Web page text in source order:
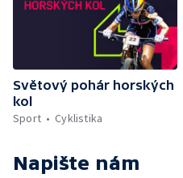
Světový pohár horských
kol
Sport
Cyklistika
Napište nám